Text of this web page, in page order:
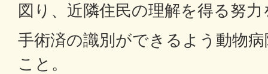
図り、近隣住民の理解を得る努
手術済の識別ができるよう動物
こと。